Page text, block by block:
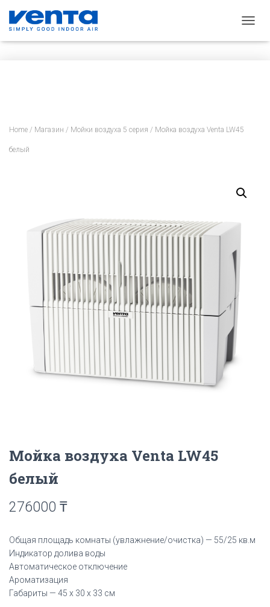
Е
Home / Магазин / Мойки воздуха 5 серия / Мойка воздуха Venta LW45
белый
Мойка воздуха Venta LW45
белый
276000 ₸
Общая площадь комнаты (увлажнение/очистка) — 55/25 кв.м
Индикатор долива воды
Автоматическое отключение
Ароматизация
Габариты — 45 х 30 х 33 см